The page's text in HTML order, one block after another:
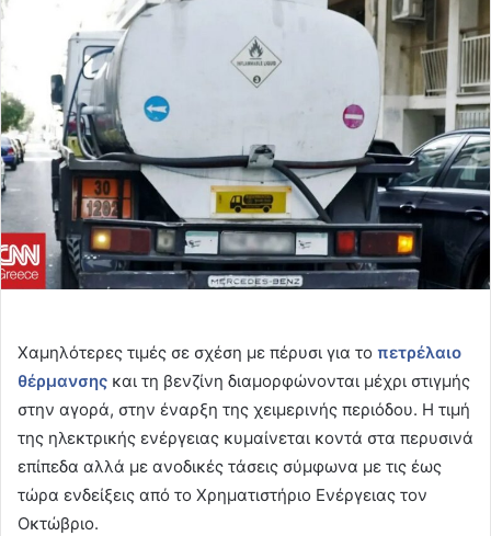
email
Χαμηλότερες τιμές σε σχέση με πέρυσι για το πετρέλαιο
θέρμανσης και τη βενζίνη διαμορφώνονται μέχρι στιγμής
στην αγορά, στην έναρξη της χειμερινής περιόδου. Η τιμή
της ηλεκτρικής ενέργειας κυμαίνεται κοντά στα περυσινά
επίπεδα αλλά με ανοδικές τάσεις σύμφωνα με τις έως
τώρα ενδείξεις από το Χρηματιστήριο Ενέργειας τον
Οκτώβριο.